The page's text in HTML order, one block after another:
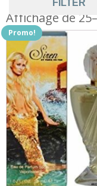
FILTER
Affichage de
Promo!